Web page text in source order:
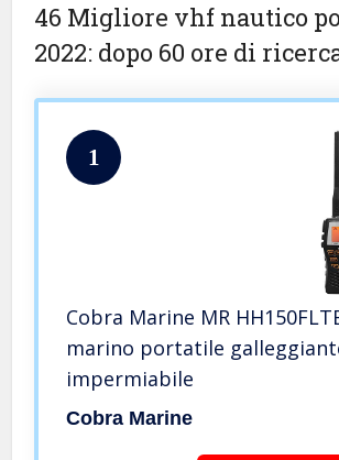
46 Migliore vhf nautico
2022: dopo 60 ore di
1
Cobra Marine MR
marino portatile
impermiabile
Cobra Marine